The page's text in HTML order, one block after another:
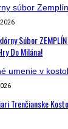
2026
Súbor
Do Milána!
Trenčianske